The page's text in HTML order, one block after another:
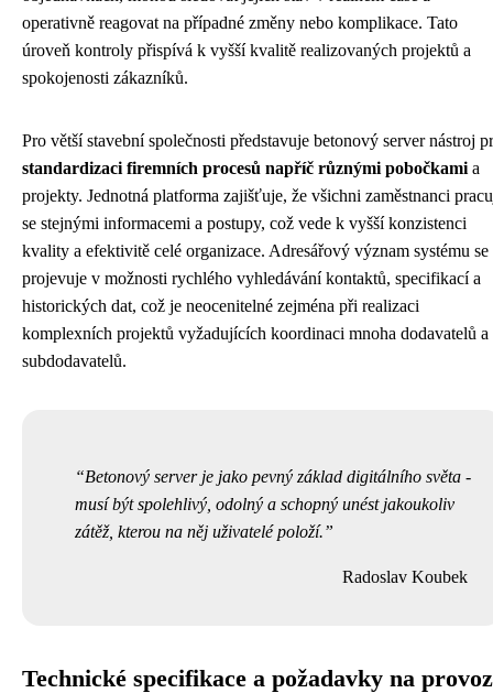
operativně reagovat na případné změny nebo komplikace. Tato
úroveň kontroly přispívá k vyšší kvalitě realizovaných projektů a
spokojenosti zákazníků.
Pro větší stavební společnosti představuje betonový server nástroj
standardizaci firemních procesů napříč různými pobočkami a
projekty. Jednotná platforma zajišťuje, že všichni zaměstnanci
se stejnými informacemi a postupy, což vede k vyšší konzistenci
kvality a efektivitě celé organizace. Adresářový význam systému se
projevuje v možnosti rychlého vyhledávání kontaktů, specifikací a
historických dat, což je neocenitelné zejména při realizaci
komplexních projektů vyžadujících koordinaci mnoha dodavatelů a
subdodavatelů.
Betonový server je jako pevný základ digitálního světa -
musí být spolehlivý, odolný a schopný unést jakoukoliv
zátěž, kterou na něj uživatelé položí.
Radoslav Koubek
Technické specifikace a požadavky na provoz